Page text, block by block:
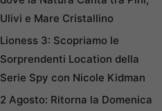
Ulivi e Mare Cristallino
Lioness 3: Scopriamo le
Sorprendenti Location della
Serie Spy con Nicole Kidman
2 Agosto: Ritorna la Domenica